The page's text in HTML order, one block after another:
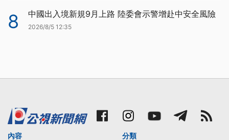
8 中國出入境新規9月上路 陸委會示警增赴中安全風險
2026/8/5 12:35
內容
分類